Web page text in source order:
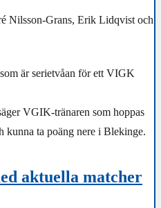
Nilsson-Grans, Erik Lidqvist och
är serietvåan för ett VIGK
VGIK-tränaren som hoppas
kunna ta poäng nere i Blekinge.
aktuella matcher